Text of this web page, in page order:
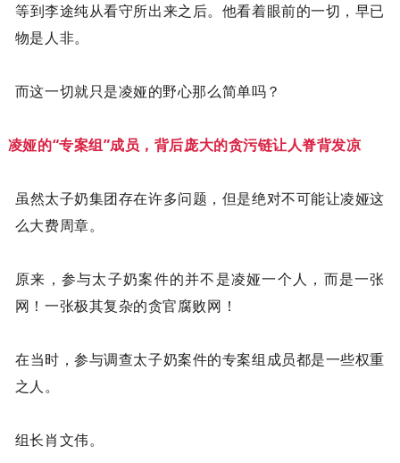
等到李途纯从看守所出来之后。他看着眼前的一切，早已
物是人非。
而这一切就只是凌娅的野心那么简单吗？
凌娅的“专案组”成员，背后庞大的贪污链让人脊背发凉
虽然太子奶集团存在许多问题，但是绝对不可能让凌娅这
么大费周章。
原来，参与太子奶案件的并不是凌娅一个人，而是一张
网！一张极其复杂的贪官腐败网！
在当时，参与调查太子奶案件的专案组成员都是一些权重
之人。
组长肖文伟。